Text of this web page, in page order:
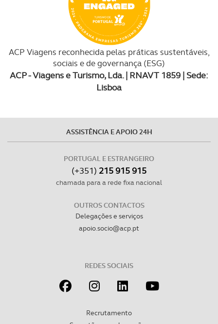
ACP Viagens reconhecida pelas práticas sustentáveis,
sociais e de governança (ESG)
ACP - Viagens e Turismo, Lda. | RNAVT 1859 | Sede:
Lisboa
ASSISTÊNCIA E APOIO 24H
PORTUGAL E ESTRANGEIRO
(+351) 215 915 915
chamada para a rede fixa nacional
OUTROS CONTACTOS
Delegações e serviços
apoio.socio@acp.pt
REDES SOCIAIS
Recrutamento